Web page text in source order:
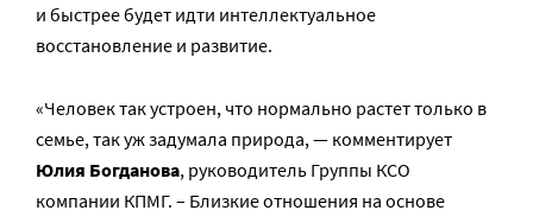
и быстрее будет идти интеллектуальное
восстановление и развитие.
«Человек так устроен, что нормально растет только в
семье, так уж задумала природа, — комментирует
Юлия Богданова, руководитель Группы КСО
компании КПМГ. – Близкие отношения на основе